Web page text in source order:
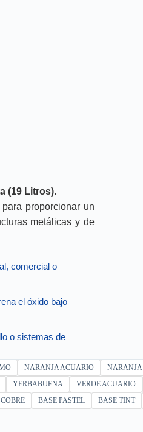
(19 Litros).
proporcionar un
metálicas y de
comercial o
el óxido bajo
o sistemas de
NARANJA ACUARIO NARANJA
YERBABUENA VERDE ACUARIO
COBRE BASE PASTEL BASE TINT